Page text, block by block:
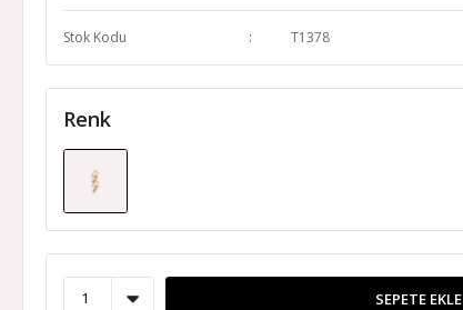
Stok Kodu T1378
Renk
SEPETE EKLE